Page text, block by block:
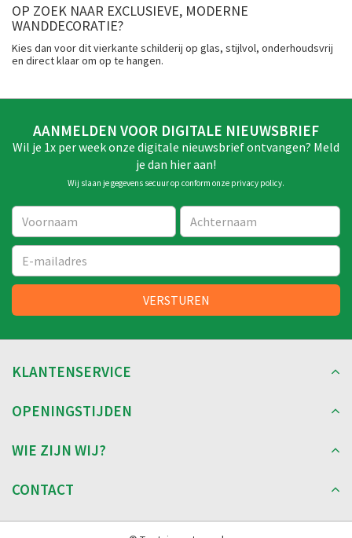
OP ZOEK NAAR EXCLUSIEVE, MODERNE
WANDDECORATIE?
Kies dan voor dit vierkante schilderij op glas, stijlvol, onderhoudsvrij
en direct klaar om op te hangen.
AANMELDEN VOOR DIGITALE NIEUWSBRIEF
Wil je 1x per week onze digitale nieuwsbrief ontvangen? Meld
je dan hier aan!
Wij slaan je gegevens secuur op conform onze privacy policy.
KLANTENSERVICE
OPENINGSTIJDEN
WIE ZIJN WIJ?
CONTACT